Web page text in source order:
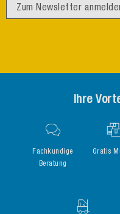
Zum Newsletter
Ihre
Fachkundige
Beratung
Gratis